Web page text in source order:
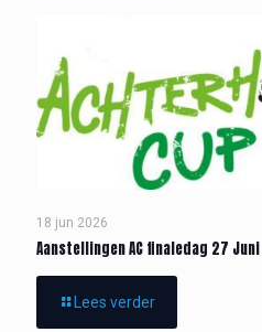
18 jun 2026
Aanstellingen AC finaledag 27 Juni
Lees verder